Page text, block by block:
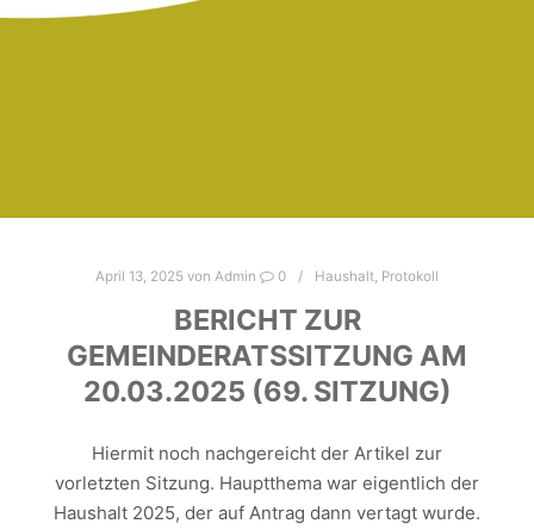
April 13, 2025 von Admin 0 Haushalt, Protokoll
BERICHT ZUR
GEMEINDERATSSITZUNG AM
20.03.2025 (69. SITZUNG)
Hiermit noch nachgereicht der Artikel zur
vorletzten Sitzung. Hauptthema war eigentlich der
Haushalt 2025, der auf Antrag dann vertagt wurde.